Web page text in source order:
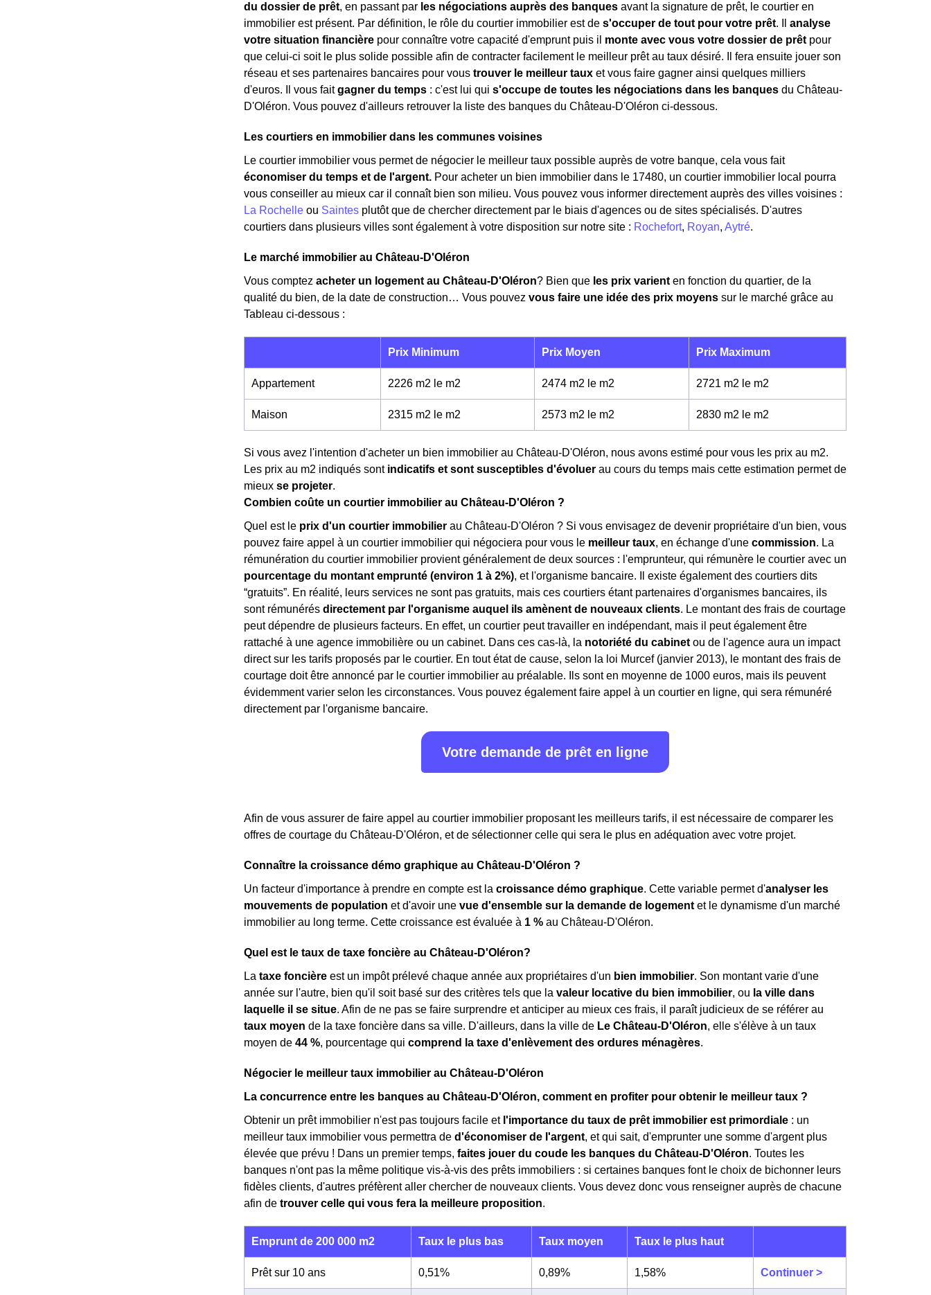
du dossier de prêt, en passant par les négociations auprès des banques avant la signature de prêt, le courtier en
immobilier est présent. Par définition, le rôle du courtier immobilier est de s'occuper de tout pour votre prêt. Il
analyse
votre situation financière pour connaître votre capacité d'emprunt puis il monte avec vous votre dossier de prêt pour
que celui-ci soit le plus solide possible afin de contracter facilement le meilleur prêt au taux désiré. Il fera ensuite jouer son
réseau et ses partenaires bancaires pour vous trouver le meilleur taux et vous faire gagner ainsi quelques milliers
d'euros. Il vous faitgagner du temps : c'est lui qui s'occupe de toutes les négociations dans les banques du Château-
D'Oléron. Vous pouvez d'ailleurs retrouver la liste des banques du Château-D'Oléron ci-dessous.
Les courtiers en immobilier dans les communes voisines
Le courtier immobilier vous permet de négocier le meilleur taux possible auprès de votre banque, cela vous fait
économiser du temps et de l'argent. Pour acheter un bien immobilier dans le 17480, un courtier immobilier local pourra
vous conseiller au mieux car il connaît bien son milieu. Vous pouvez vous informer directement auprès des villes voisines :
La Rochelle ou Saintes plutôt que de chercher directement par le biais d'agences ou de sites spécialisés. D'autres
courtiers dans plusieurs villes sont également à votre disposition sur notre site : Rochefort, Royan, Aytré.
Le marché immobilier au Château-D'Oléron
Vous comptez acheter un logement au Château-D'Oléron? Bien que les prix varient en fonction du quartier, de la
qualité du bien, de la date de construction… Vous pouvez vous faire une idée des prix moyens sur le marché grâce au
Tableau ci-dessous :
Prix Minimum Prix Moyen Prix Maximum
Appartement 2226 m2 le m2 2474 m2 le m2 2721 m2 le m2
Maison 2315 m2 le m2 2573 m2 le m2 2830 m2 le m2
Si vous avez l'intention d'acheter un bien immobilier au Château-D'Oléron, nous avons estimé pour vous les prix au m2.
Les prix au m2 indiqués sont indicatifs et sont susceptibles d'évoluer au cours du temps mais cette estimation permet de
mieux se projeter.
Combien coûte un courtier immobilier au Château-D'Oléron ?
Quel est le prix d'un courtier immobilier au Château-D'Oléron ? Si vous envisagez de devenir propriétaire d'un bien, vous
pouvez faire appel à un courtier immobilier qui négociera pour vous le meilleur taux, en échange d'une commission. La
rémunération du courtier immobilier provient généralement de deux sources : l'emprunteur, qui rémunère le courtier avec un
pourcentage du montant emprunté (environ 1 à 2%), et l'organisme bancaire. Il existe également des courtiers dits
“gratuits”. En réalité, leurs services ne sont pas gratuits, mais ces courtiers étant partenaires d'organismes bancaires, ils
sont rémunérés directement par l'organisme auquel ils amènent de nouveaux clients. Le montant des frais de courtage
peut dépendre de plusieurs facteurs. En effet, un courtier peut travailler en indépendant, mais il peut également être
rattaché à une agence immobilière ou un cabinet. Dans ces cas-là, la notoriété du cabinet ou de l'agence aura un impact
direct sur les tarifs proposés par le courtier. En tout état de cause, selon la loi Murcef (janvier 2013), le montant des frais de
courtage doit être annoncé par le courtier immobilier au préalable. Ils sont en moyenne de 1000 euros, mais ils peuvent
évidemment varier selon les circonstances. Vous pouvez également faire appel à un courtier en ligne, qui sera rémunéré
directement par l'organisme bancaire.
Votre demande de prêt en ligne
Afin de vous assurer de faire appel au courtier immobilier proposant les meilleurs tarifs, il est nécessaire de comparer les
offres de courtage du Château-D'Oléron, et de sélectionner celle qui sera le plus en adéquation avec votre projet.
Connaître la croissance démo graphique au Château-D'Oléron ?
Un facteur d'importance à prendre en compte est la croissance démo graphique. Cette variable permet d'analyser les
mouvements de population et d'avoir une vue d'ensemble sur la demande de logement et le dynamisme d'un marché
immobilier au long terme. Cette croissance est évaluée à 1 % au Château-D'Oléron.
Quel est le taux de taxe foncière au Château-D'Oléron?
La taxe foncière est un impôt prélevé chaque année aux propriétaires d'un bien immobilier. Son montant varie d'une
année sur l'autre, bien qu'il soit basé sur des critères tels que la valeur locative du bien immobilier, ou la ville dans
laquelle il se situe. Afin de ne pas se faire surprendre et anticiper au mieux ces frais, il paraît judicieux de se référer au
taux moyen de la taxe foncière dans sa ville. D'ailleurs, dans la ville de Le Château-D'Oléron, elle s'élève à un taux
moyen de 44 %, pourcentage qui comprend la taxe d'enlèvement des ordures ménagères.
Négocier le meilleur taux immobilier au Château-D'Oléron
La concurrence entre les banques au Château-D'Oléron, comment en profiter pour obtenir le meilleur taux ?
Obtenir un prêt immobilier n'est pas toujours facile et l'importance du taux de prêt immobilier est primordiale : un
meilleur taux immobilier vous permettra de d'économiser de l'argent, et qui sait, d'emprunter une somme d'argent plus
élevée que prévu ! Dans un premier temps, faites jouer du coude les banques du Château-D'Oléron. Toutes les
banques n'ont pas la même politique vis-à-vis des prêts immobiliers : si certaines banques font le choix de bichonner leurs
fidèles clients, d'autres préfèrent aller chercher de nouveaux clients. Vous devez donc vous renseigner auprès de chacune
afin de trouver celle qui vous fera la meilleure proposition.
Emprunt de 200 000 m2 Taux le plus bas Taux moyen Taux le plus haut
Prêt sur 10 ans 0,51% 0,89% 1,58% Continuer >